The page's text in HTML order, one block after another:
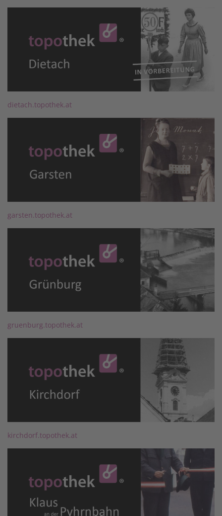
dietach.topothek.at
garsten.topothek.at
gruenburg.topothek.at
kirchdorf.topothek.at